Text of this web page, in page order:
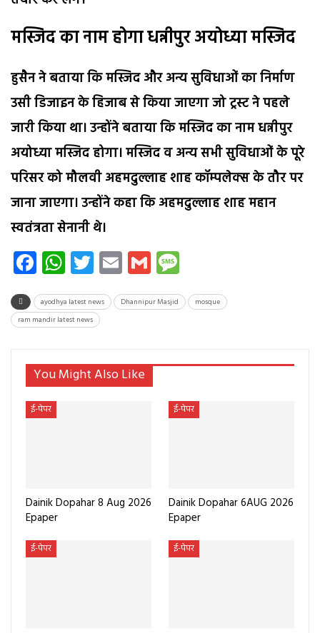
मस्जिद का नाम होगा धन्नीपुर अयोध्या मस्जिद
हुसैन ने बताया कि मस्जिद और अन्य सुविधाओं का निर्माण
उसी डिजाइन के हिजाब से किया जाएगा जो ट्रस्ट ने पहले
जारी किया था। उन्होंने बताया कि मस्जिद का नाम धन्नीपुर
अयोध्या मस्जिद होगा। मस्जिद व अन्य सभी सुविधाओं के पूरे
परिसर को मौलवी अहमदुल्लाह शाह कॉम्पलेक्स के तौर पर
जाना जाएगा। उन्होंने कहा कि अहमदुल्लाह शाह महान
स्वतंत्रता सेनानी थे।
Facebook
WhatsApp
Twitter
EmailGmail
ayodhya latest news Dhannipur Masjid
mosque
ram mandir latest news
You Might Also Like
ई-पेपर
Dainik Dopahar 8 Aug 2026
Epaper
ई-पेपर
Dainik Dopahar 6AUG 2026
Epaper
ई-पेपर ई-पेपर